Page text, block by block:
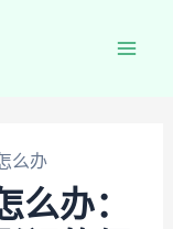
么办
么办：